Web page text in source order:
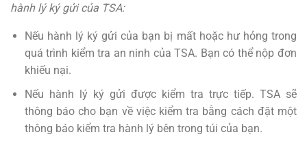
hành lý ký gửi của TSA:
Nếu hành lý ký gửi của bạn bị mất hoặc hư hỏng trong
quá trình kiểm tra an ninh của TSA. Bạn có thể nộp đơn
khiếu nại.
Nếu hành lý ký gửi được kiểm tra trực tiếp. TSA sẽ
thông báo cho bạn về việc kiểm tra bằng cách đặt một
thông báo kiểm tra hành lý bên trong túi của bạn.